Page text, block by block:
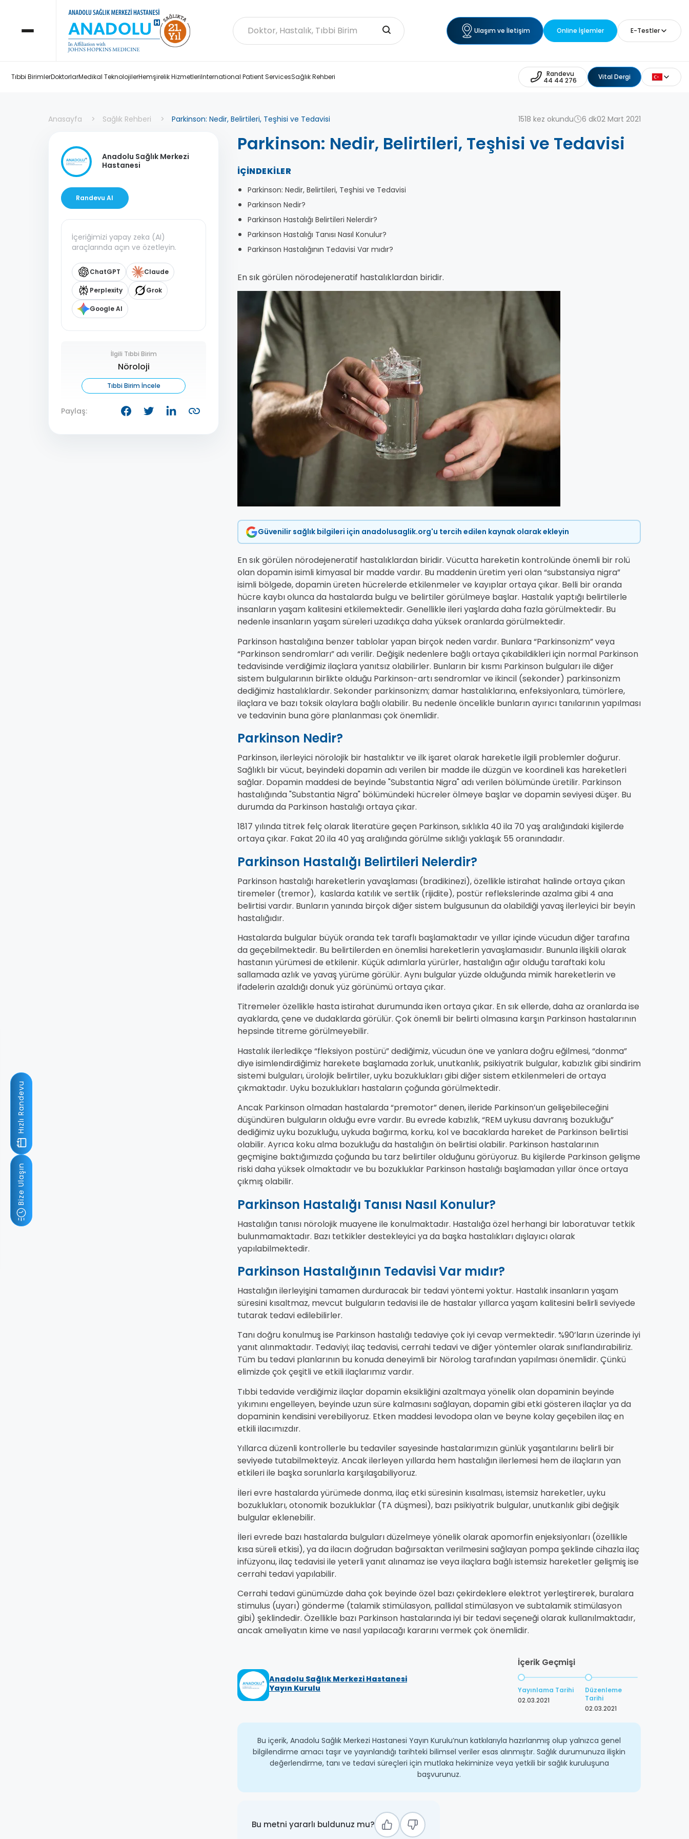
Ulaşım ve İletişim Online İşlemler E-Testler
Tıbbi BirimlerDoktorlarMedikal TeknolojilerHemşirelik HizmetleriInternational Patient ServicesSağlık Rehberi Randevu
44 44 276 Vital Dergi
Anasayfa Sağlık Rehberi Parkinson: Nedir, Belirtileri, Teşhisi ve Tedavisi 1518 kez okundu 6 dk02 Mart 2021
Anadolu Sağlık Merkezi
Hastanesi
Randevu Al
İçeriğimizi yapay zeka (AI)
araçlarında açın ve özetleyin.
ChatGPT Claude
Perplexity Grok
Google AI
İlgili Tıbbi Birim
Nöroloji
Tıbbi Birim İncele
Paylaş:
Parkinson: Nedir, Belirtileri, Teşhisi ve Tedavisi
İÇINDEKILER
Parkinson: Nedir, Belirtileri, Teşhisi ve Tedavisi
Parkinson Nedir?
Parkinson Hastalığı Belirtileri Nelerdir?
Parkinson Hastalığı Tanısı Nasıl Konulur?
Parkinson Hastalığının Tedavisi Var mıdır?
En sık görülen nörodejeneratif hastalıklardan biridir.
Güvenilir sağlık bilgileri için anadolusaglik.org'u tercih edilen kaynak olarak ekleyin
En sık görülen nörodejeneratif hastalıklardan biridir. Vücutta hareketin kontrolünde önemli bir rolü
olan dopamin isimli kimyasal bir madde vardır. Bu maddenin üretim yeri olan “substansiya nigra”
isimli bölgede, dopamin üreten hücrelerde etkilenmeler ve kayıplar ortaya çıkar. Belli bir oranda
hücre kaybı olunca da hastalarda bulgu ve belirtiler görülmeye başlar. Hastalık yaptığı belirtilerle
insanların yaşam kalitesini etkilemektedir. Genellikle ileri yaşlarda daha fazla görülmektedir. Bu
nedenle insanların yaşam süreleri uzadıkça daha yüksek oranlarda görülmektedir.
Parkinson hastalığına benzer tablolar yapan birçok neden vardır. Bunlara “Parkinsonizm” veya
“Parkinson sendromları” adı verilir. Değişik nedenlere bağlı ortaya çıkabildikleri için normal Parkinson
tedavisinde verdiğimiz ilaçlara yanıtsız olabilirler. Bunların bir kısmı Parkinson bulguları ile diğer
sistem bulgularının birlikte olduğu Parkinson-artı sendromlar ve ikincil (sekonder) parkinsonizm
dediğimiz hastalıklardır. Sekonder parkinsonizm; damar hastalıklarına, enfeksiyonlara, tümörlere,
ilaçlara ve bazı toksik olaylara bağlı olabilir. Bu nedenle öncelikle bunların ayırıcı tanılarının yapılması
ve tedavinin buna göre planlanması çok önemlidir.
Parkinson Nedir?
Parkinson, ilerleyici nörolojik bir hastalıktır ve ilk işaret olarak hareketle ilgili problemler doğurur.
Sağlıklı bir vücut, beyindeki dopamin adı verilen bir madde ile düzgün ve koordineli kas hareketleri
sağlar. Dopamin maddesi de beyinde "Substantia Nigra" adı verilen bölümünde üretilir. Parkinson
hastalığında "Substantia Nigra" bölümündeki hücreler ölmeye başlar ve dopamin seviyesi düşer. Bu
durumda da Parkinson hastalığı ortaya çıkar.
1817 yılında titrek felç olarak literatüre geçen Parkinson, sıklıkla 40 ila 70 yaş aralığındaki kişilerde
ortaya çıkar. Fakat 20 ila 40 yaş aralığında görülme sıklığı yaklaşık 55 oranındadır.
Parkinson Hastalığı Belirtileri Nelerdir?
Parkinson hastalığı hareketlerin yavaşlaması (bradikinezi), özellikle istirahat halinde ortaya çıkan
tiremeler (tremor), kaslarda katılık ve sertlik (rijidite), postür reflekslerinde azalma gibi 4 ana
belirtisi vardır. Bunların yanında birçok diğer sistem bulgusunun da olabildiği yavaş ilerleyici bir beyin
hastalığıdır.
Hastalarda bulgular büyük oranda tek taraflı başlamaktadır ve yıllar içinde vücudun diğer tarafına
da geçebilmektedir. Bu belirtilerden en önemlisi hareketlerin yavaşlamasıdır. Bununla ilişkili olarak
hastanın yürümesi de etkilenir. Küçük adımlarla yürürler, hastalığın ağır olduğu taraftaki kolu
sallamada azlık ve yavaş yürüme görülür. Aynı bulgular yüzde olduğunda mimik hareketlerin ve
ifadelerin azaldığı donuk yüz görünümü ortaya çıkar.
Titremeler özellikle hasta istirahat durumunda iken ortaya çıkar. En sık ellerde, daha az oranlarda ise
ayaklarda, çene ve dudaklarda görülür. Çok önemli bir belirti olmasına karşın Parkinson hastalarının
hepsinde titreme görülmeyebilir.
Hastalık ilerledikçe “fleksiyon postürü” dediğimiz, vücudun öne ve yanlara doğru eğilmesi, “donma”
diye isimlendirdiğimiz harekete başlamada zorluk, unutkanlık, psikiyatrik bulgular, kabızlık gibi sindirim
sistemi bulguları, ürolojik belirtiler, uyku bozuklukları gibi diğer sistem etkilenmeleri de ortaya
çıkmaktadır. Uyku bozuklukları hastaların çoğunda görülmektedir.
Ancak Parkinson olmadan hastalarda “premotor” denen, ileride Parkinson’un gelişebileceğini
düşündüren bulguların olduğu evre vardır. Bu evrede kabızlık, “REM uykusu davranış bozukluğu”
dediğimiz uyku bozukluğu, uykuda bağırma, korku, kol ve bacaklarda hareket de Parkinson belirtisi
olabilir. Ayrıca koku alma bozukluğu da hastalığın ön belirtisi olabilir. Parkinson hastalarının
geçmişine baktığımızda çoğunda bu tarz belirtiler olduğunu görüyoruz. Bu kişilerde Parkinson gelişme
riski daha yüksek olmaktadır ve bu bozukluklar Parkinson hastalığı başlamadan yıllar önce ortaya
çıkmış olabilir.
Parkinson Hastalığı Tanısı Nasıl Konulur?
Hastalığın tanısı nörolojik muayene ile konulmaktadır. Hastalığa özel herhangi bir laboratuvar tetkik
bulunmamaktadır. Bazı tetkikler destekleyici ya da başka hastalıkları dışlayıcı olarak
yapılabilmektedir.
Parkinson Hastalığının Tedavisi Var mıdır?
Hastalığın ilerleyişini tamamen durduracak bir tedavi yöntemi yoktur. Hastalık insanların yaşam
süresini kısaltmaz, mevcut bulguların tedavisi ile de hastalar yıllarca yaşam kalitesini belirli seviyede
tutarak tedavi edilebilirler.
Tanı doğru konulmuş ise Parkinson hastalığı tedaviye çok iyi cevap vermektedir. %90’ların üzerinde iyi
yanıt alınmaktadır. Tedaviyi; ilaç tedavisi, cerrahi tedavi ve diğer yöntemler olarak sınıflandırabiliriz.
Tüm bu tedavi planlarının bu konuda deneyimli bir Nörolog tarafından yapılması önemlidir. Çünkü
elimizde çok çeşitli ve etkili ilaçlarımız vardır.
Tıbbi tedavide verdiğimiz ilaçlar dopamin eksikliğini azaltmaya yönelik olan dopaminin beyinde
yıkımını engelleyen, beyinde uzun süre kalmasını sağlayan, dopamin gibi etki gösteren ilaçlar ya da
dopaminin kendisini verebiliyoruz. Etken maddesi levodopa olan ve beyne kolay geçebilen ilaç en
etkili ilacımızdır.
Yıllarca düzenli kontrollerle bu tedaviler sayesinde hastalarımızın günlük yaşantılarını belirli bir
seviyede tutabilmekteyiz. Ancak ilerleyen yıllarda hem hastalığın ilerlemesi hem de ilaçların yan
etkileri ile başka sorunlarla karşılaşabiliyoruz.
İleri evre hastalarda yürümede donma, ilaç etki süresinin kısalması, istemsiz hareketler, uyku
bozuklukları, otonomik bozukluklar (TA düşmesi), bazı psikiyatrik bulgular, unutkanlık gibi değişik
bulgular eklenebilir.
İleri evrede bazı hastalarda bulguları düzelmeye yönelik olarak apomorfin enjeksiyonları (özellikle
kısa süreli etkisi), ya da ilacın doğrudan bağırsaktan verilmesini sağlayan pompa şeklinde cihazla ilaç
infüzyonu, ilaç tedavisi ile yeterli yanıt alınamaz ise veya ilaçlara bağlı istemsiz hareketler gelişmiş ise
cerrahi tedavi yapılabilir.
Cerrahi tedavi günümüzde daha çok beyinde özel bazı çekirdeklere elektrot yerleştirerek, buralara
stimulus (uyarı) gönderme (talamik stimülasyon, pallidal stimülasyon ve subtalamik stimülasyon
gibi) şeklindedir. Özellikle bazı Parkinson hastalarında iyi bir tedavi seçeneği olarak kullanılmaktadır,
ancak ameliyatın kime ve nasıl yapılacağı kararını vermek çok önemlidir.
Anadolu Sağlık Merkezi Hastanesi
Yayın Kurulu
İçerik Geçmişi
Yayınlama Tarihi
02.03.2021
Düzenleme
Tarihi
02.03.2021
Bu içerik, Anadolu Sağlık Merkezi Hastanesi Yayın Kurulu’nun katkılarıyla hazırlanmış olup yalnızca genel
bilgilendirme amacı taşır ve yayınlandığı tarihteki bilimsel veriler esas alınmıştır. Sağlık durumunuza ilişkin
değerlendirme, tanı ve tedavi süreçleri için mutlaka hekiminize veya yetkili bir sağlık kuruluşuna
başvurunuz.
Bu metni yararlı buldunuz mu?
Hızlı Randevu
Bize Ulaşın